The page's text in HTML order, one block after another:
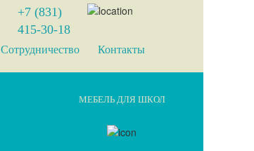
+7 (831)
415-30-18
Сотрудничество Контакты
МЕБЕЛЬ ДЛЯ ШКОЛ